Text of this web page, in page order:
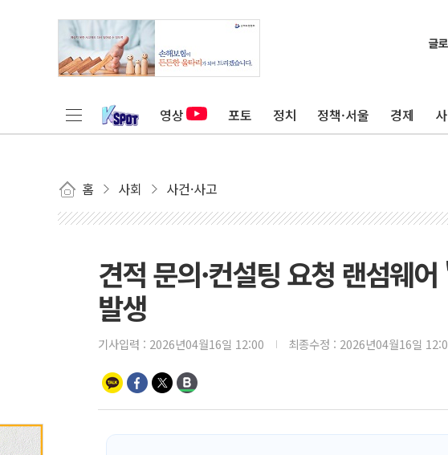
영상 포토 정치 정책·서울 경제
홈 사회 사건·사고
견적 문의·컨설팅 요청 랜섬웨
발생
기사입력 : 2026년04월16일 12:00 최종수정 : 2026년04월16일